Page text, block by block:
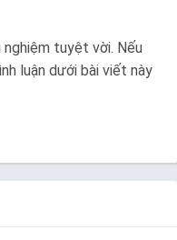
tuyệt vời. Nếu
luận dưới bài viết này